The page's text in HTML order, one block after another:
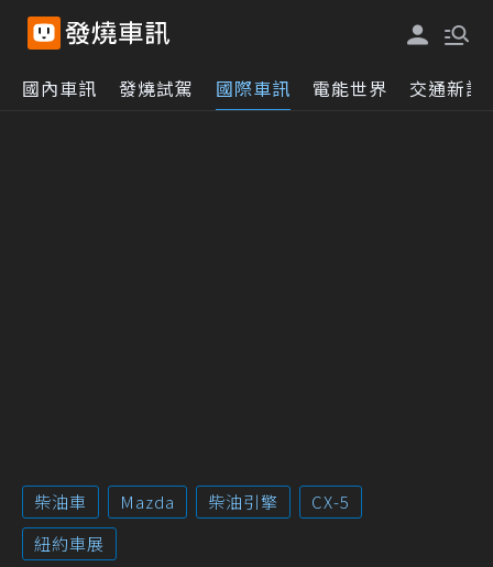
國內車訊 發燒試駕 國際車訊 電能世界 交通新訊
柴油車 Mazda 柴油引擎
CX-5
紐約車展